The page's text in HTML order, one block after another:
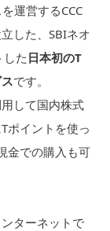
運営するCCC
した、SBIネオ
た 日本初のT
です。
して国内株式
ポイントを使っ
金での購入も可
ターネットで